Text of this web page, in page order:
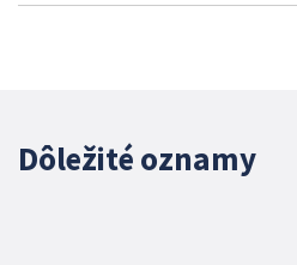
Dôležité oznamy